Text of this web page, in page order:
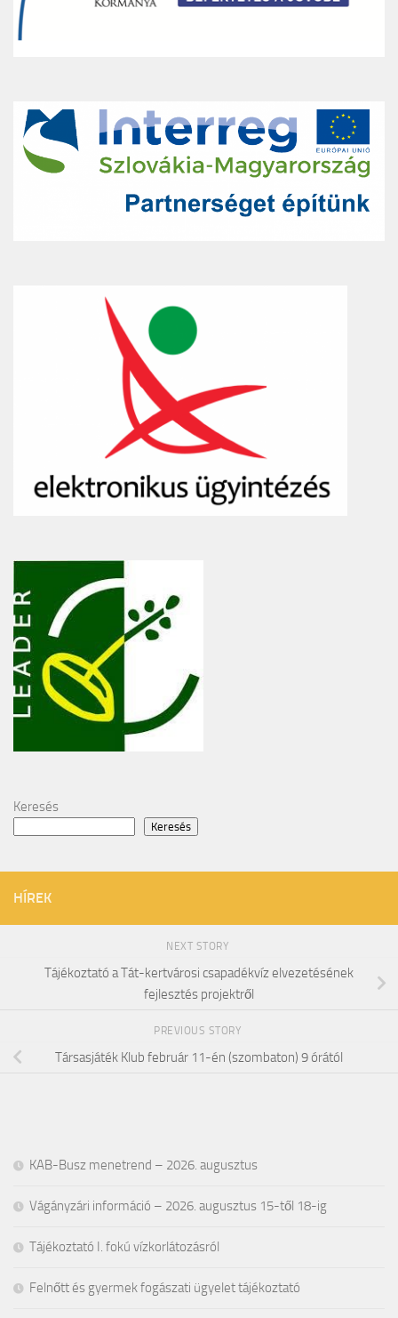
Keresés
Keresés
HÍREK
NEXT STORY
Tájékoztató a Tát-kertvárosi csapadékvíz elvezetésének
fejlesztés projektről
PREVIOUS STORY
Társasjáték Klub február 11-én (szombaton) 9 órától
KAB-Busz menetrend – 2026. augusztus
Vágányzári információ – 2026. augusztus 15-től 18-ig
Tájékoztató I. fokú vízkorlátozásról
Felnőtt és gyermek fogászati ügyelet tájékoztató